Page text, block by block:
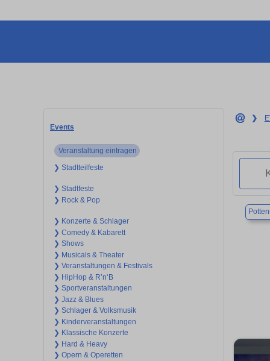
Events
Veranstaltung eintragen
❯ Stadtteilfeste
❯ Stadtfeste
❯ Rock & Pop
❯ Konzerte & Schlager
❯ Comedy & Kabarett
❯ Shows
❯ Musicals & Theater
❯ Veranstaltungen & Festivals
❯ HipHop & R’n‘B
❯ Sportveranstaltungen
❯ Jazz & Blues
❯ Schlager & Volksmusik
❯ Kinderveranstaltungen
❯ Klassische Konzerte
❯ Hard & Heavy
❯ Opern & Operetten
❯